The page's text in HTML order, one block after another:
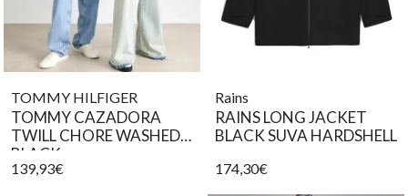
TOMMY HILFIGER
TOMMY CAZADORA
TWILL CHORE WASHED
BLACK
139,93€
Rains
RAINS LONG JACKET
BLACK SUVA HARDSHELL
174,30€